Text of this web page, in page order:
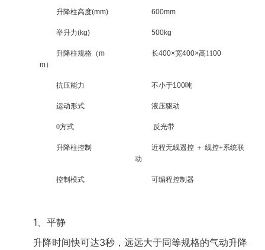
升降柱高度(mm) 600mm
举升力(kg) 500kg
升降柱规格（m
m）
长400×宽400×高1100
抗压能力 不小于100吨
运动形式 液压驱动
0方式 反光带
升降柱控制
近程无线遥控 ＋ 线控+系统联
动
控制模式 可编程控制器
1、平静
升降时间快可达3秒，远远大于同等规格的气动升降